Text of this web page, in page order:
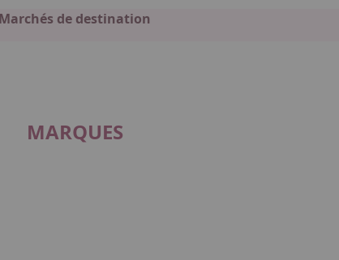
Marchés de destination
MARQUES